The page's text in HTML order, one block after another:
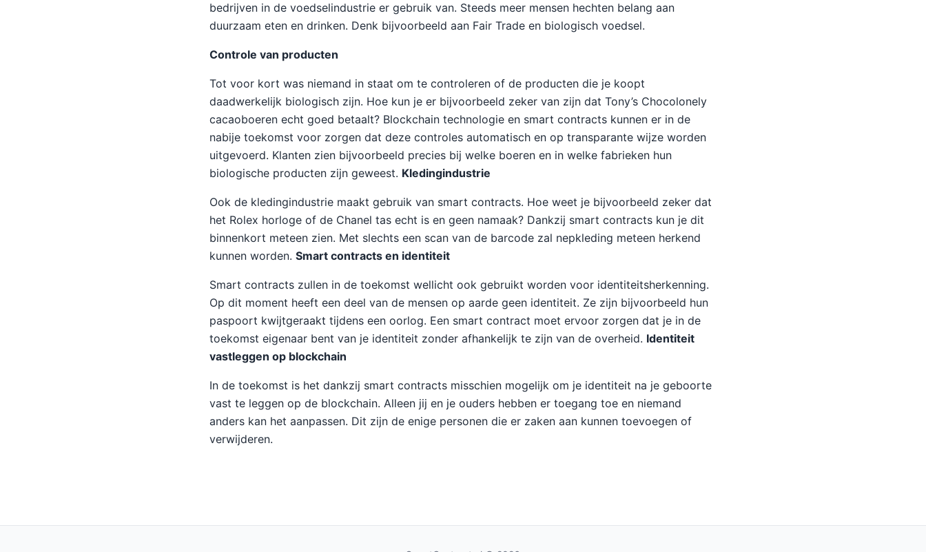
bedrijven in de voedselindustrie er gebruik van. Steeds meer mensen hechten belang aan
duurzaam eten en drinken. Denk bijvoorbeeld aan Fair Trade en biologisch voedsel.
Controle van producten
Tot voor kort was niemand in staat om te controleren of de producten die je koopt
daadwerkelijk biologisch zijn. Hoe kun je er bijvoorbeeld zeker van zijn dat Tony’s Chocolonely
cacaoboeren echt goed betaalt? Blockchain technologie en smart contracts kunnen er in de
nabije toekomst voor zorgen dat deze controles automatisch en op transparante wijze worden
uitgevoerd. Klanten zien bijvoorbeeld precies bij welke boeren en in welke fabrieken hun
biologische producten zijn geweest. Kledingindustrie
Ook de kledingindustrie maakt gebruik van smart contracts. Hoe weet je bijvoorbeeld zeker dat
het Rolex horloge of de Chanel tas echt is en geen namaak? Dankzij smart contracts kun je dit
binnenkort meteen zien. Met slechts een scan van de barcode zal nepkleding meteen herkend
kunnen worden. Smart contracts en identiteit
Smart contracts zullen in de toekomst wellicht ook gebruikt worden voor identiteitsherkenning.
Op dit moment heeft een deel van de mensen op aarde geen identiteit. Ze zijn bijvoorbeeld hun
paspoort kwijtgeraakt tijdens een oorlog. Een smart contract moet ervoor zorgen dat je in de
toekomst eigenaar bent van je identiteit zonder afhankelijk te zijn van de overheid. Identiteit
vastleggen op blockchain
In de toekomst is het dankzij smart contracts misschien mogelijk om je identiteit na je geboorte
vast te leggen op de blockchain. Alleen jij en je ouders hebben er toegang toe en niemand
anders kan het aanpassen. Dit zijn de enige personen die er zaken aan kunnen toevoegen of
verwijderen.